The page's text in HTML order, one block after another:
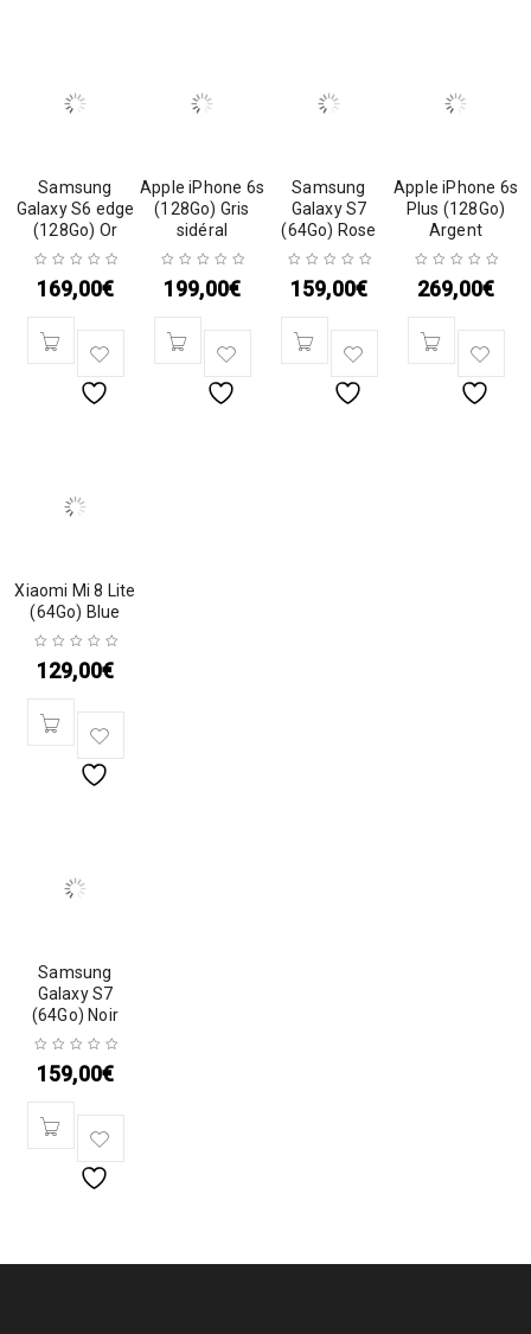
Samsung
Galaxy S6 edge
(128Go) Or
169,00€
Apple iPhone 6s
(128Go) Gris
sidéral
199,00€
Samsung
Galaxy S7
(64Go) Rose
159,00€
Apple iPhone 6s
Plus (128Go)
Argent
269,00€
Xiaomi Mi 8 Lite
(64Go) Blue
129,00€
Samsung
Galaxy S7
(64Go) Noir
159,00€